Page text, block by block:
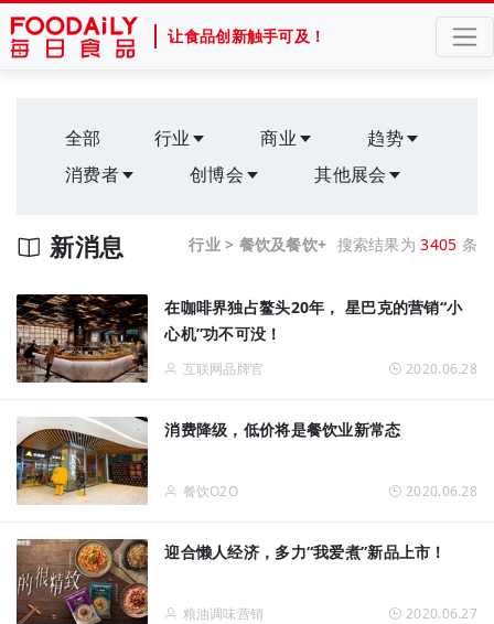
让食品创新触手可及！
全部 行业 商业
趋势
消费者
创博会 其他展会
行业 > 餐饮及餐饮+ 搜索结果为3405 条
新消息
在咖啡界独占鳌头20年， 星巴克的营销“小
心机”功不可没！
互联网品牌官 2020.06.28
消费降级，低价将是餐饮业新常态
餐饮O2O 2020.06.28
迎合懒人经济，多力“我爱煮”新品上市！
粮油调味营销 2020.06.27